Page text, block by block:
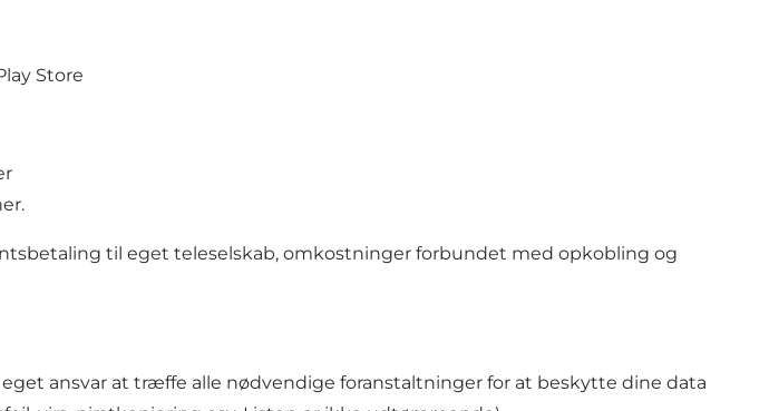
Store
til eget teleselskab, omkostninger forbundet med opkobling og
ansvar at træffe alle nødvendige foranstaltninger for at beskytte dine data